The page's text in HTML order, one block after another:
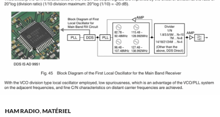
HAM RADIO,MATÉRIEL